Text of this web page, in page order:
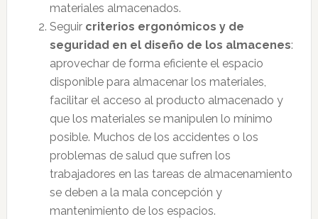
materiales almacenados.
Seguir criterios ergonómicos y de
seguridad en el diseño de los almacenes:
aprovechar de forma eficiente el espacio
disponible para almacenar los materiales,
facilitar el acceso al producto almacenado y
que los materiales se manipulen lo mínimo
posible. Muchos de los accidentes o los
problemas de salud que sufren los
trabajadores en las tareas de almacenamiento
se deben a la mala concepción y
mantenimiento de los espacios.